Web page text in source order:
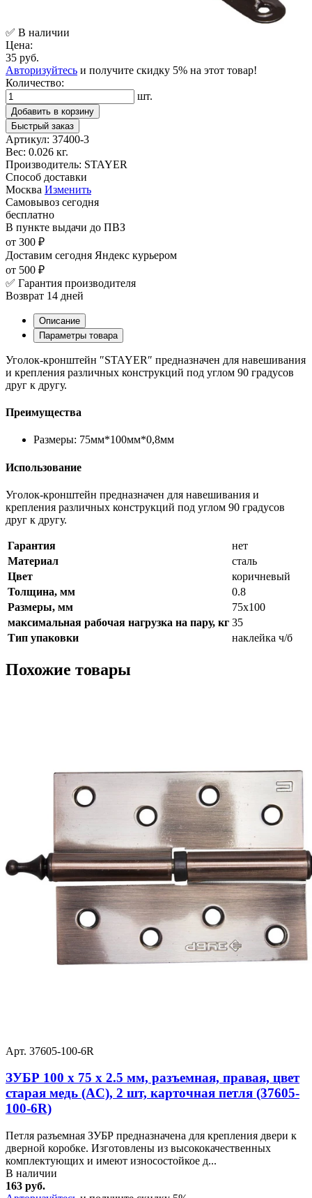
✅ В наличии
Цена:
35 руб.
Авторизуйтесь и получите скидку 5% на этот товар!
Количество:
шт.
Добавить в корзину
Быстрый заказ
Артикул: 37400-3
Вес: 0.026 кг.
Производитель: STAYER
Способ доставки
Москва Изменить
Самовывоз сегодня
бесплатно
В пункте выдачи до ПВЗ
от 300 ₽
Доставим сегодня Яндекс курьером
от 500 ₽
✅ Гарантия производителя
Возврат 14 дней
Описание
Параметры товара
Уголок-кронштейн ″STAYER″ предназначен для навешивания
и крепления различных конструкций под углом 90 градусов
друг к другу.
Преимущества
Размеры: 75мм*100мм*0,8мм
Использование
Уголок-кронштейн предназначен для навешивания и
крепления различных конструкций под углом 90 градусов
друг к другу.
Гарантия
нет
Материал
сталь
Цвет
коричневый
Толщина, мм
0.8
Размеры, мм
75х100
максимальная рабочая нагрузка на пару, кг 35
Тип упаковки
наклейка ч/б
Похожие товары
Арт. 37605-100-6R
ЗУБР 100 х 75 х 2.5 мм, разъемная, правая, цвет
старая медь (AC), 2 шт, карточная петля (37605-
100-6R)
Петля разъемная ЗУБР предназначена для крепления двери к
дверной коробке. Изготовлены из высококачественных
комплектующих и имеют износостойкое д...
В наличии
163 руб.